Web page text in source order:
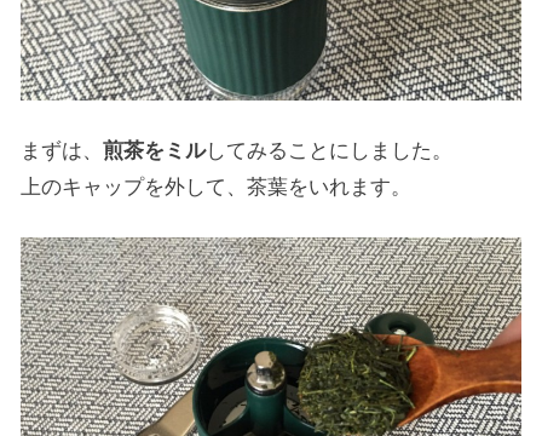
まずは、煎茶をミルしてみることにしました。
上のキャップを外して、茶葉をいれます。